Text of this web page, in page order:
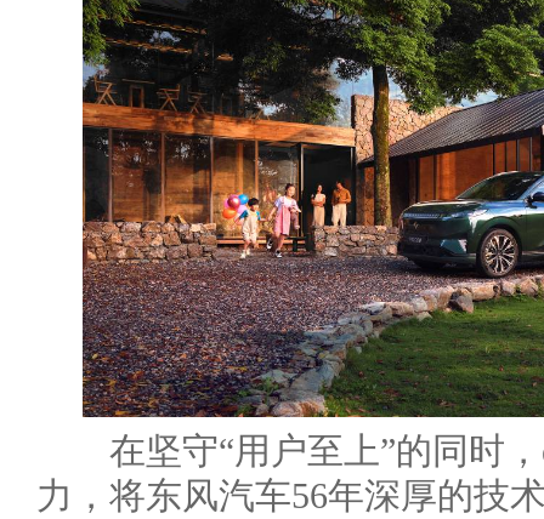
在坚守“用户至上”的同时，
力，将东风汽车56年深厚的技